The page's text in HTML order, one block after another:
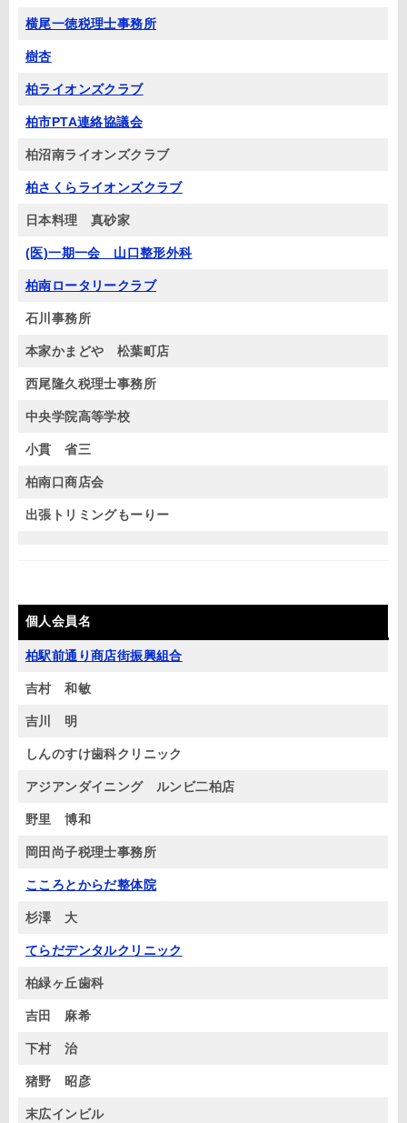
横尾一徳税理士事務所
樹杏
柏ライオンズクラブ
柏市PTA連絡協議会
柏沼南ライオンズクラブ
柏さくらライオンズクラブ
日本料理 真砂家
(医)一期一会 山口整形外科
柏南ロータリークラブ
石川事務所
本家かまどや 松葉町店
西尾隆久税理士事務所
中央学院高等学校
小貫 省三
柏南口商店会
出張トリミングもーりー
個人会員名
柏駅前通り商店街振興組合
吉村 和敏
吉川 明
しんのすけ歯科クリニック
アジアンダイニング ルンビ二柏店
野里 博和
岡田尚子税理士事務所
こころとからだ整体院
杉澤 大
てらだデンタルクリニック
柏緑ヶ丘歯科
吉田 麻希
下村 治
猪野 昭彦
末広インビル